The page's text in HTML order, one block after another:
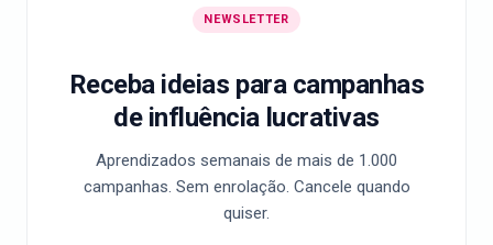
NEWSLETTER
Receba ideias para campanhas
de influência lucrativas
Aprendizados semanais de mais de 1.000
campanhas. Sem enrolação. Cancele quando
quiser.